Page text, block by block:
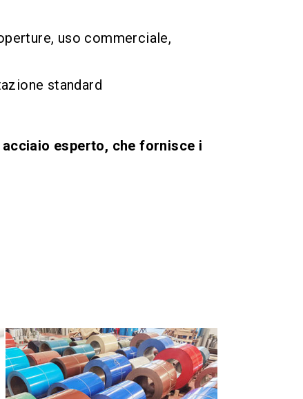
uso commerciale,
standard
esperto, che fornisce i